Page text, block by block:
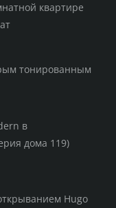
квартире
тонированным
в
дома 119)
Hugo